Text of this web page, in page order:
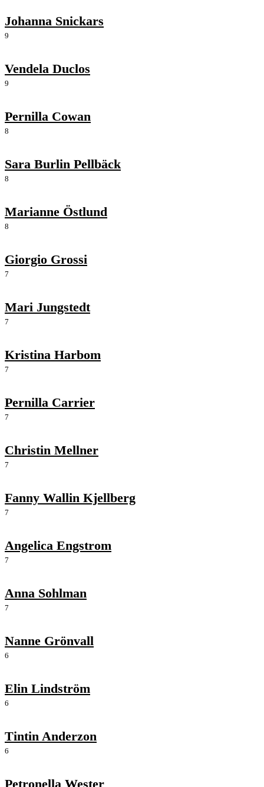
Johanna Snickars
9
Vendela Duclos
9
Pernilla Cowan
8
Sara Burlin Pellbäck
8
Marianne Östlund
8
Giorgio Grossi
7
Mari Jungstedt
7
Kristina Harbom
7
Pernilla Carrier
7
Christin Mellner
7
Fanny Wallin Kjellberg
7
Angelica Engstrom
7
Anna Sohlman
7
Nanne Grönvall
6
Elin Lindström
6
Tintin Anderzon
6
Petronella Wester